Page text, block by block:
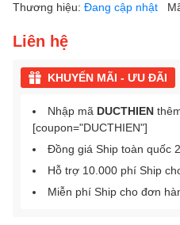
Thương hiệu: Đang cập nhật
Liên hệ
KHUYẾN MÃI - ƯU ĐÃI
Nhập mã DUCTHIEN
[coupon="DUCTHIEN"]
Đồng giá Ship toàn quốc
Hỗ trợ 10.000 phí Ship
Miễn phí Ship cho đơn